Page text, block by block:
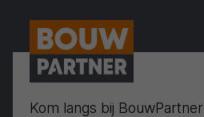
Kom langs bij BouwPartner